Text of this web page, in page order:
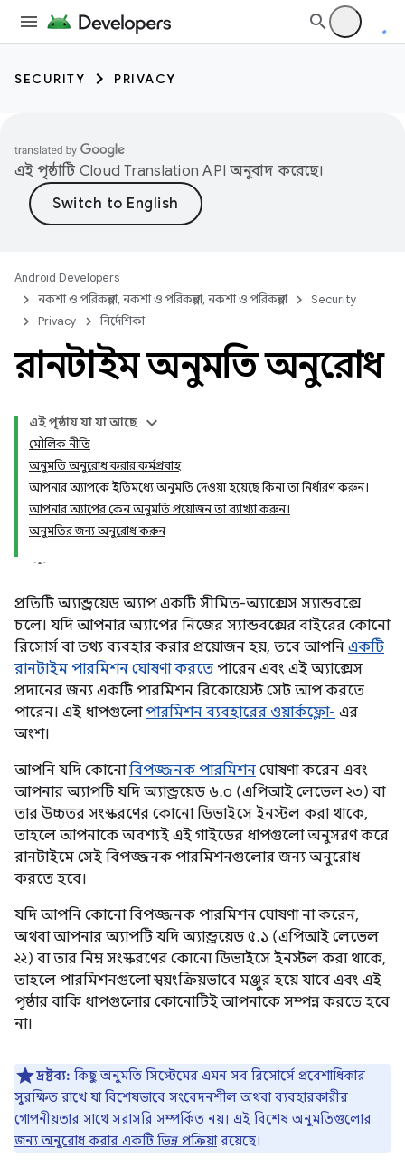
SECURITY PRIVACY
এই পৃষ্ঠাটি Cloud Translation API অনুবাদ করেছে।
Android Developers
নকশা ও পরিকল্পনা, নকশা ও পরিকল্পনা, নকশা ও পরিকল্পনা
Security
Privacy
নির্দেশিকা
রানটাইম অনুমতি অনুরোধ
এই পৃষ্ঠায় যা যা আছে
মৌলিক নীতি
অনুমতি অনুরোধ করার কর্মপ্রবাহ
আপনার অ্যাপকে ইতিমধ্যে অনুমতি দেওয়া হয়েছে কিনা তা নির্ধারণ করুন।
আপনার অ্যাপের কেন অনুমতি প্রয়োজন তা ব্যাখ্যা করুন।
অনুমতির জন্য অনুরোধ করুন
প্রতিটি অ্যান্ড্রয়েড অ্যাপ একটি সীমিত-অ্যাক্সেস স্যান্ডবক্সে
চলে। যদি আপনার অ্যাপের নিজের স্যান্ডবক্সের বাইরের কোনো
রিসোর্স বা তথ্য ব্যবহার করার প্রয়োজন হয়, তবে আপনি একটি
রানটাইম পারমিশন ঘোষণা করতে পারেন এবং এই অ্যাক্সেস
প্রদানের জন্য একটি পারমিশন রিকোয়েস্ট সেট আপ করতে
পারেন। এই ধাপগুলোপারমিশন ব্যবহারের ওয়ার্কফ্লো- এর
অংশ।
আপনি যদি কোনোবিপজ্জনক পারমিশন ঘোষণা করেন এবং
আপনার অ্যাপটি যদি অ্যান্ড্রয়েড ৬.০ (এপিআই লেভেল ২৩) বা
তার উচ্চতর সংস্করণের কোনো ডিভাইসে ইনস্টল করা থাকে,
তাহলে আপনাকে অবশ্যই এই গাইডের ধাপগুলো অনুসরণ করে
রানটাইমে সেই বিপজ্জনক পারমিশনগুলোর জন্য অনুরোধ
করতে হবে।
যদি আপনি কোনো বিপজ্জনক পারমিশন ঘোষণা না করেন,
অথবা আপনার অ্যাপটি যদি অ্যান্ড্রয়েড ৫.১ (এপিআই লেভেল
২২) বা তার নিম্ন সংস্করণের কোনো ডিভাইসে ইনস্টল করা থাকে,
তাহলে পারমিশনগুলো স্বয়ংক্রিয়ভাবে মঞ্জুর হয়ে যাবে এবং এই
পৃষ্ঠার বাকি ধাপগুলোর কোনোটিই আপনাকে সম্পন্ন করতে হবে
না।
দ্রষ্টব্য: কিছু অনুমতি সিস্টেমের এমন সব রিসোর্সে প্রবেশাধিকার
সুরক্ষিত রাখে যা বিশেষভাবে সংবেদনশীল অথবা ব্যবহারকারীর
গোপনীয়তার সাথে সরাসরি সম্পর্কিত নয়। এই বিশেষ অনুমতিগুলোর
জন্য অনুরোধ করার একটি ভিন্ন প্রক্রিয়ারয়েছে।